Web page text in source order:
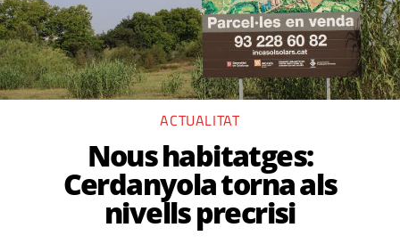
ACTUALITAT
Nous habitatges:
Cerdanyola torna als
nivells precrisi